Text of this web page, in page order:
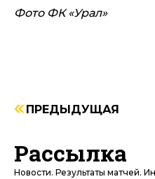
Фото ФК «Урал»
ПРЕДЫДУЩАЯ
Рассылка
Новости. Результаты матчей.